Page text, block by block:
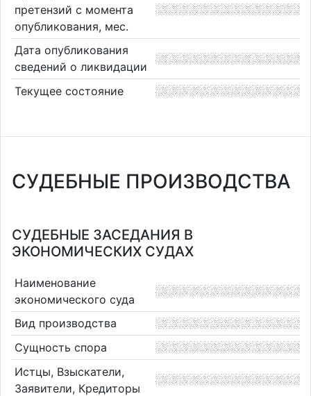
претензий с момента
опубликования, мес.
Дата опубликования
сведений о ликвидации
Текущее состояние
СУДЕБНЫЕ ПРОИЗВОДСТВА
СУДЕБНЫЕ ЗАСЕДАНИЯ В
ЭКОНОМИЧЕСКИХ СУДАХ
Наименование
экономического суда
Вид производства
Сущность спора
Истцы, Взыскатели,
Заявители, Кредиторы